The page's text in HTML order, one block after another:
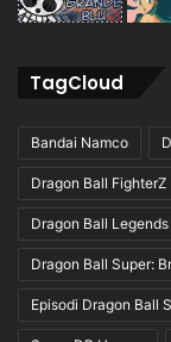
TagCloud
Bandai Namco
Dragon Ball FighterZ
Dragon Ball Legends
Dragon Ball Super:
Episodi Dragon Ball